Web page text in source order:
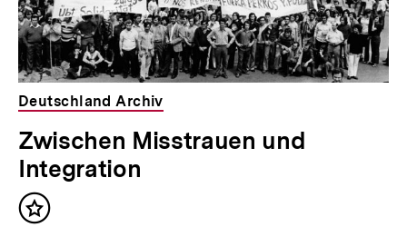
Deutschland Archiv
Zwischen Misstrauen und
Integration
Inhalt